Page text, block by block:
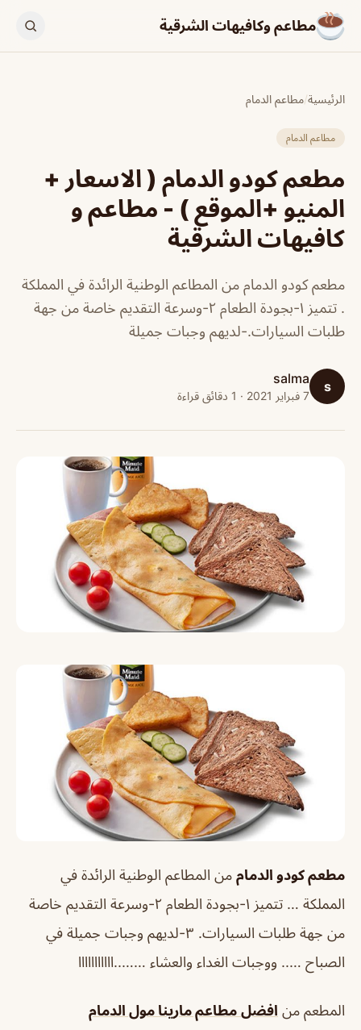
مطاعم وكافيهات الشرقية
الرئيسية/مطاعم الدمام
مطاعم الدمام
مطعم كودو الدمام ( الاسعار +
المنيو +الموقع ) - مطاعم و
كافيهات الشرقية
مطعم كودو الدمام من المطاعم الوطنية الرائدة في المملكة
. تتميز ١-بجودة الطعام ٢-وسرعة التقديم خاصة من جهة
طلبات السيارات.-لديهم وجبات جميلة
s
salma
7 فبراير 2021 · 1 دقائق قراءة
مطعم كودو الدمام من المطاعم الوطنية الرائدة في
المملكة … تتميز ١-بجودة الطعام ٢-وسرعة التقديم خاصة
من جهة طلبات السيارات. ٣-لديهم وجبات جميلة في
الصباح ….. ووجبات الغداء والعشاء ……..ااااااااااا
المطعم من افضل مطاعم مارينا مول الدمام